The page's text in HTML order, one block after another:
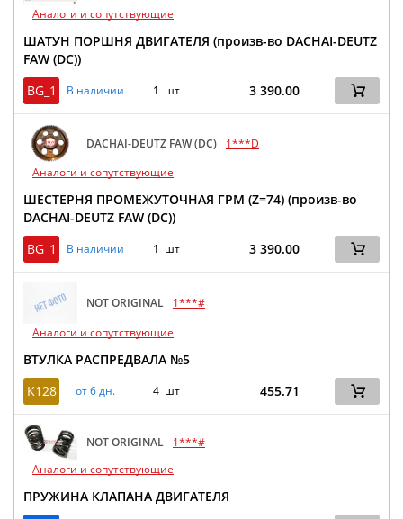
Аналоги и сопутствующие
ШАТУН ПОРШНЯ ДВИГАТЕЛЯ (произв-во DACHAI-DEUTZ
FAW (DC))
BG_1
В наличии 1 шт 3 390.00
DACHAI-DEUTZ FAW (DC)
1***D
Аналоги и сопутствующие
ШЕСТЕРНЯ ПРОМЕЖУТОЧНАЯ ГРМ (Z=74) (произв-во
DACHAI-DEUTZ FAW (DC))
BG_1
В наличии 1 шт 3 390.00
NOT ORIGINAL
1***#
Аналоги и сопутствующие
ВТУЛКА РАСПРЕДВАЛА №5
K128
от 6 дн. 4 шт 455.71
NOT ORIGINAL
1***#
Аналоги и сопутствующие
ПРУЖИНА КЛАПАНА ДВИГАТЕЛЯ